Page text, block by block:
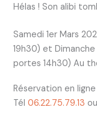
Hélas ! Son alibi
Samedi 1er Mars
19h30) et
portes 14h30) Au
Réservation en
Tél06.22.75.79.13